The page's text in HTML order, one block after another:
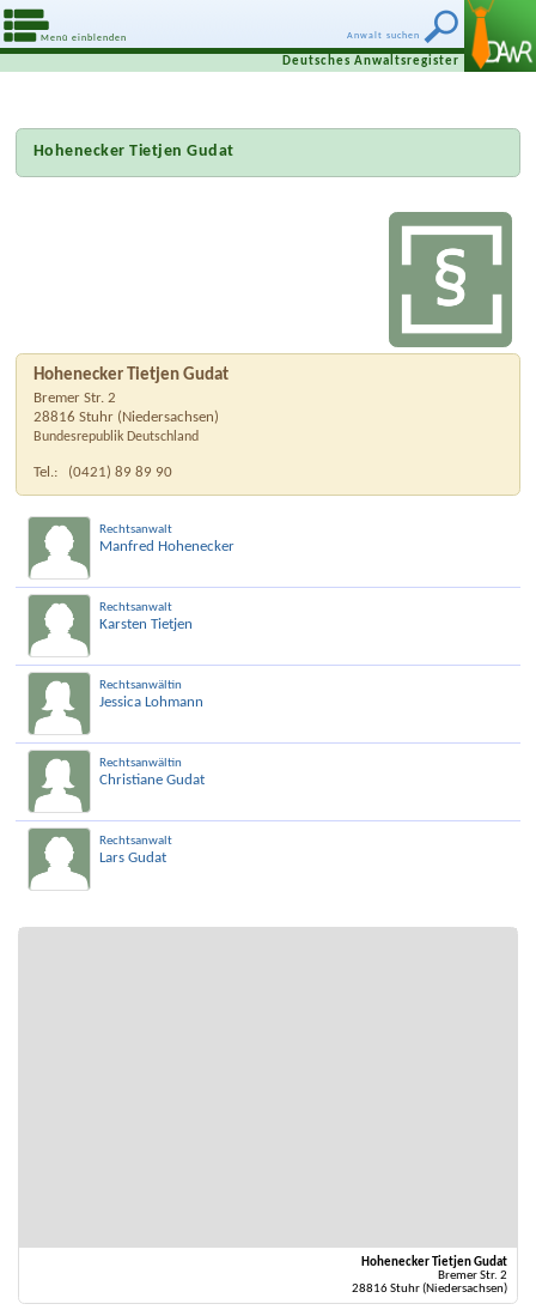
Anwalt suchen
Menü einblenden
Deutsches Anwaltsregister
Hohenecker Tietjen Gudat
Hohenecker Tietjen Gudat
Bremer Str. 2
28816 Stuhr ( Niedersachsen)
Bundesrepublik Deutschland
Tel.: (0421) 89 89 90
Rechtsanwalt
Manfred Hohenecker
Rechtsanwalt
Karsten Tietjen
Rechtsanwältin
Jessica Lohmann
Rechtsanwältin
Christiane Gudat
Rechtsanwalt
Lars Gudat
Hohenecker Tietjen Gudat
Bremer Str. 2
28816 Stuhr (Niedersachsen)